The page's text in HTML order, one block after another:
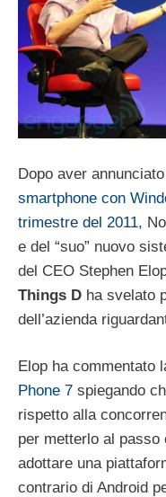
Dopo aver
smartphone con
trimestre del 2011,
e del “suo” nuovo
del CEO Stephen
Things D ha svelato
dell’azienda
Elop ha commentato
Phone 7 spiegando
rispetto alla
per metterlo al
adottare una
contrario di Android